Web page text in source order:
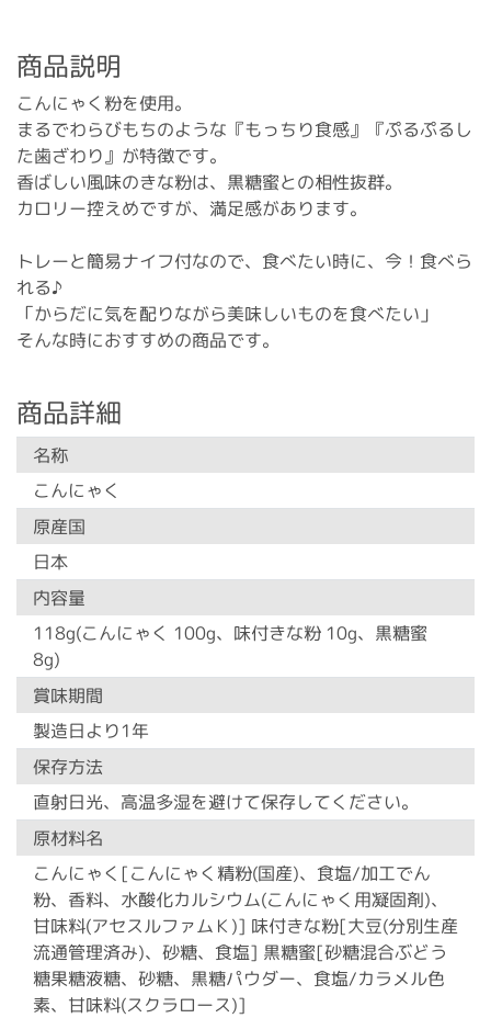
商品説明
こんにゃく粉を使用。
まるでわらびもちのような『もっちり食感』『ぷるぷるし
た歯ざわり』が特徴です。
香ばしい風味のきな粉は、黒糖蜜との相性抜群。
カロリー控えめですが、満足感があります。
トレーと簡易ナイフ付なので、食べたい時に、今！食べら
れる♪
「からだに気を配りながら美味しいものを食べたい」
そんな時におすすめの商品です。
商品詳細
名称
こんにゃく
原産国
日本
内容量
118g(こんにゃく 100g、味付きな粉 10g、黒糖蜜
8g)
賞味期間
製造日より1年
保存方法
直射日光、高温多湿を避けて保存してください。
原材料名
こんにゃく[こんにゃく精粉(国産)、食塩/加工でん
粉、香料、水酸化カルシウム(こんにゃく用凝固剤)、
甘味料(アセスルファムＫ)] 味付きな粉[大豆(分別生産
流通管理済み)、砂糖、食塩] 黒糖蜜[砂糖混合ぶどう
糖果糖液糖、砂糖、黒糖パウダー、食塩/カラメル色
素、甘味料(スクラロース)]